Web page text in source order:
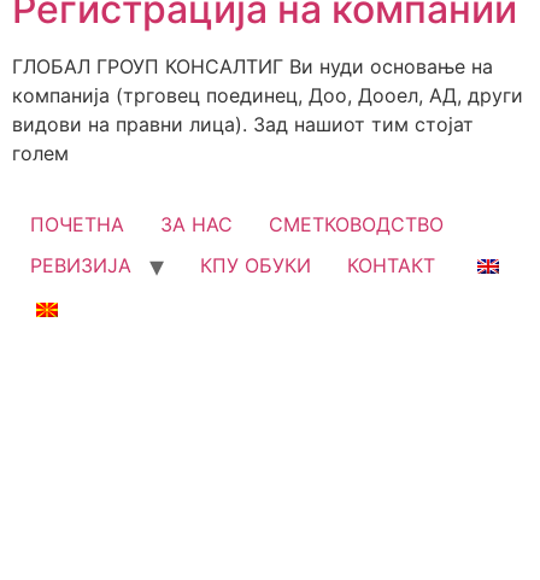
ГЛОБАЛ ГРОУП КОНСАЛТИГ Ви нуди основање на
компанија (трговец поединец, Доо, Дооел, АД, други
видови на правни лица). Зад нашиот тим стојат
голем
ПОЧЕТНА ЗА НАС
СМЕТКОВОДСТВО
РЕВИЗИЈА
КПУ ОБУКИ КОНТАКТ